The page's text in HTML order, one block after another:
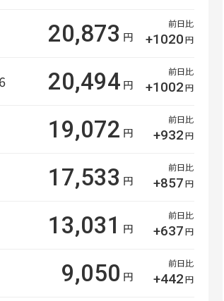
20,873 円
前日比
+1020円
20,494 円
前日比
+1002円
19,072 円
前日比
+932円
17,533 円
前日比
+857円
13,031 円
前日比
+637円
9,050 円
前日比
+442円